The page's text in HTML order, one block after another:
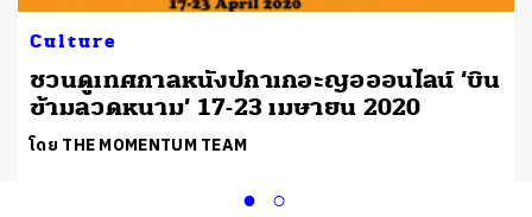
Culture
ชวนดูเทศกาลหนังปกาเกอะญอออนไลน์ ‘บิน
ข้ามลวดหนาม’ 17-23 เมษายน 2020
โดย THE MOMENTUM TEAM